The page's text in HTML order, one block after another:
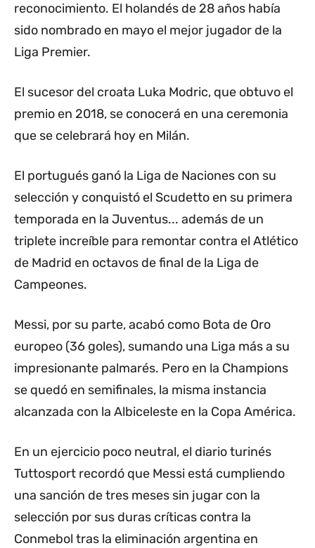
reconocimiento. El holandés de 28 años había
sido nombrado en mayo el mejor jugador de la
Liga Premier.
El sucesor del croata Luka Modric, que obtuvo el
premio en 2018, se conocerá en una ceremonia
que se celebrará hoy en Milán.
El portugués ganó la Liga de Naciones con su
selección y conquistó el Scudetto en su primera
temporada en la Juventus... además de un
triplete increíble para remontar contra el Atlético
de Madrid en octavos de final de la Liga de
Campeones.
Messi, por su parte, acabó como Bota de Oro
europeo (36 goles), sumando una Liga más a su
impresionante palmarés. Pero en la Champions
se quedó en semifinales, la misma instancia
alcanzada con la Albiceleste en la Copa América.
En un ejercicio poco neutral, el diario turinés
Tuttosport recordó que Messi está cumpliendo
una sanción de tres meses sin jugar con la
selección por sus duras críticas contra la
Conmebol tras la eliminación argentina en